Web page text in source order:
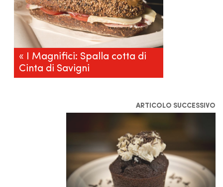
« I Magnifici: Spalla cotta di
Cinta di Savigni
ARTICOLO SUCCESSIVO